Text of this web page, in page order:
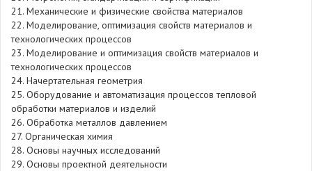
21. Механические и физические свойства материалов
22. Моделирование, оптимизация свойств материалов и
технологических процессов
23. Моделирование и оптимизация свойств материалов и
технологических процессов
24. Начертательная геометрия
25. Оборудование и автоматизация процессов тепловой
обработки материалов и изделий
26. Обработка металлов давлением
27. Органическая химия
28. Основы научных исследований
29. Основы проектной деятельности